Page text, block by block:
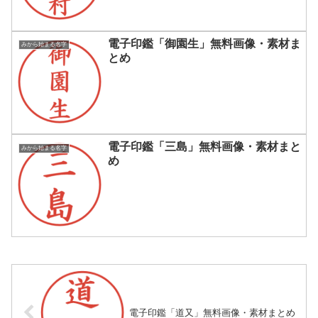
みから始まる名字
電子印鑑「御園生」無料画像・素材ま
とめ
みから始まる名字
電子印鑑「三島」無料画像・素材まと
め
電子印鑑「道又」無料画像・素材まとめ